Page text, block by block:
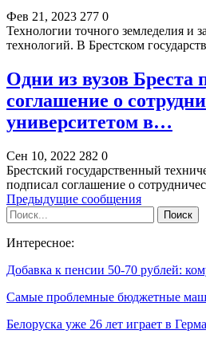
Фев 21, 2023 277 0
Технологии точного земледелия и
технологий. В Брестском
Одни из вузов Бреста
соглашение о
университетом в…
Сен 10, 2022 282 0
Брестский государственный
подписал соглашение о
Предыдущие сообщения
Интересное:
Добавка к пенсии 50-70 рублей:
Самые проблемные бюджетные
Белоруска уже 26 лет играет в